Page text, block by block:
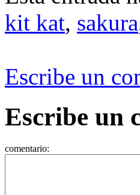
kit kat, sakura
Escribe un
Escribe un
comentario: